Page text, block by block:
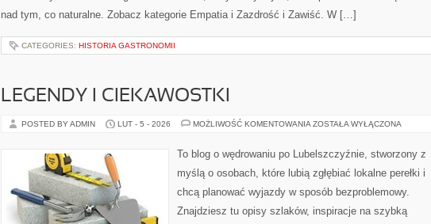
nad tym, co naturalne. Zobacz kategorie Empatia i Zazdrość i Zawiść. W […]
CATEGORIES: HISTORIA GASTRONOMII
LEGENDY I CIEKAWOSTKI
POSTED BY ADMIN LUT - 5 - 2026 MOŻLIWOŚĆ KOMENTOWANIA LEGENDY
ZOSTAŁA WYŁĄCZONA
To blog o wędrowaniu po Lubelszczyźnie, stworzony z
myślą o osobach, które lubią zgłębiać lokalne perełki i
chcą planować wyjazdy w sposób bezproblemowy.
Znajdziesz tu opisy szlaków, inspiracje na szybką